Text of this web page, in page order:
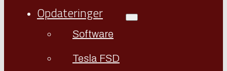
Opdateringer
Software
Tesla FSD